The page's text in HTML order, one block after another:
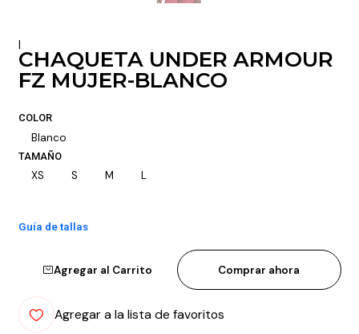
|
CHAQUETA UNDER ARMOUR
FZ MUJER-BLANCO
COLOR
Blanco
TAMAÑO
XS S M L
Guía de tallas
Agregar al Carrito Comprar ahora
Agregar a la lista de favoritos